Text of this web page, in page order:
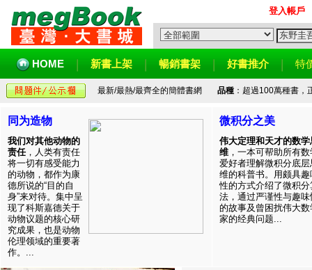
登入帳戶
HOME 新書上架 暢銷書架 好書推介 特
最新/最熱/最齊全的簡體書網 品種：超過100萬種書，
同为造物
我们对其他动物的
责任，人类有责任
将一切有感受能力
的动物，都作为康
德所说的“目的自
身”来对待。集中呈
现了科斯嘉德关于
动物议题的核心研
究成果，也是动物
伦理领域的重要著
作。...
微积分之美
伟大定理和天才的数学
维 ，一本可帮助所有数
爱好者理解微积分底层
维的科普书。用颇具趣
性的方式介绍了微积分
法，通过严谨性与趣味
的故事及曾困扰伟大数
家的经典问题...